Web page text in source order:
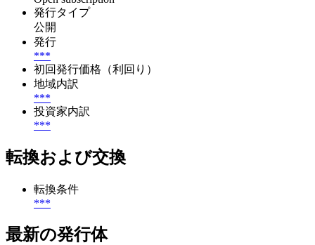
発行タイプ
公開
発行
***
初回発行価格（利回り）
地域内訳
***
投資家内訳
***
転換および交換
転換条件
***
最新の発行体